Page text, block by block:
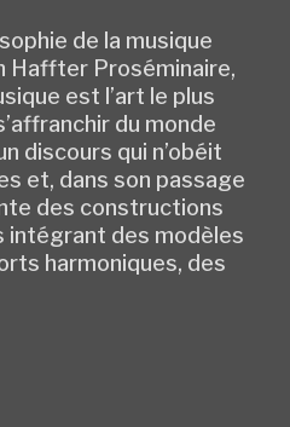
de la musique
Haffter Proséminaire,
est l’art le plus
du monde
discours qui n’obéit
et, dans son passage
des constructions
intégrant des modèles
harmoniques, des